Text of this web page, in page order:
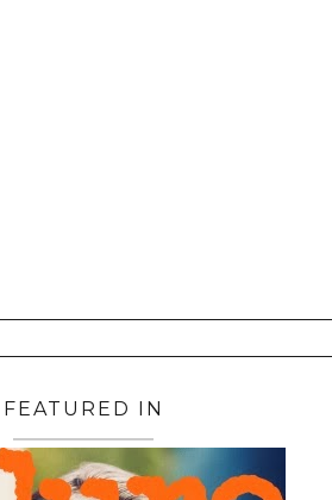
FEATURED IN